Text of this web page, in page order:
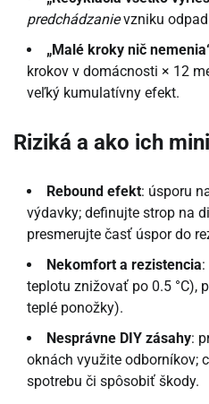
predchádzanievzniku
„Malé kroky nič
krokov v domácnosti × 12
veľký kumulatívny efekt.
Riziká a ako ich
Rebound efekt: úsporu
výdavky; definujte strop na
presmerujte časť úspor do
Nekomfort a rezistencia
teplotu znižovať po 0.5 °C),
teplé ponožky).
Nesprávne DIY zásahy:
oknách využite odborníkov;
spotrebu či spôsobiť škody.